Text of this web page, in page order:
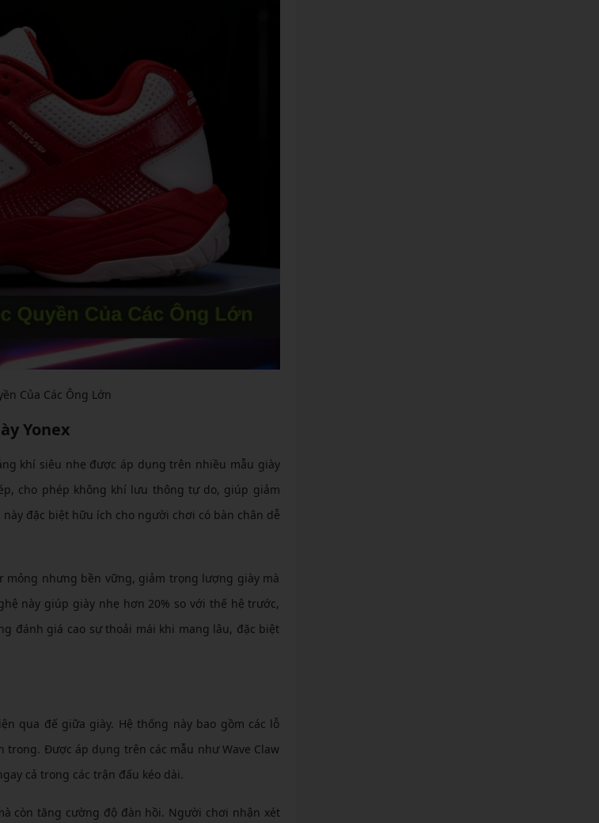
Của Các Ông Lớn
Yonex
khí siêu nhẹ được áp dụng trên nhiều mẫu giày
cho phép không khí lưu thông tự do, giúp giảm
đặc biệt hữu ích cho người chơi có bàn chân dễ
mỏng nhưng bền vững, giảm trọng lượng giày mà
này giúp giày nhẹ hơn 20% so với thế hệ trước,
đánh giá cao sự thoải mái khi mang lâu, đặc biệt
qua đế giữa giày. Hệ thống này bao gồm các lỗ
Được áp dụng trên các mẫu như Wave Claw
cả trong các trận đấu kéo dài.
còn tăng cường độ đàn hồi. Người chơi nhận xét